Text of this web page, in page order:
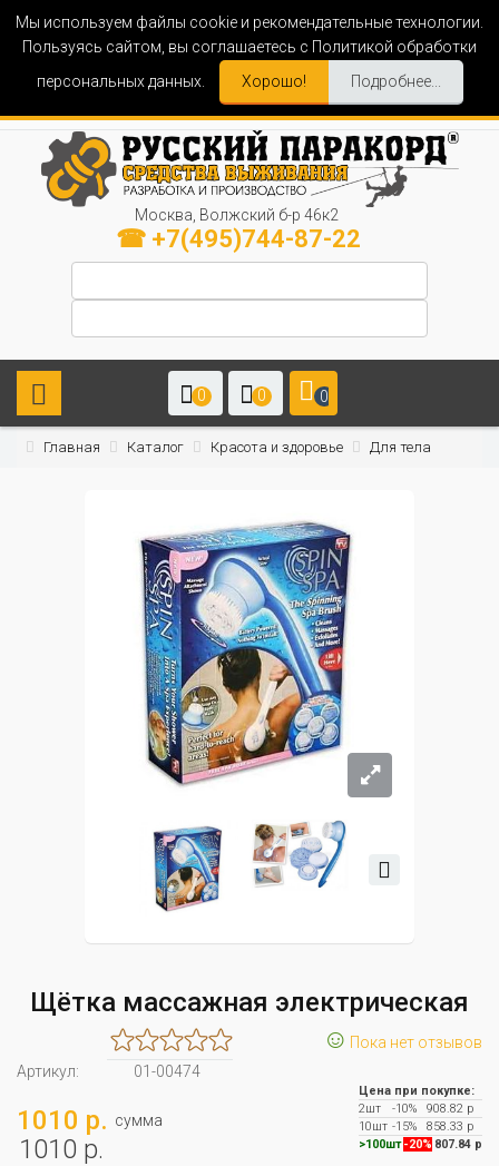
Мы используем файлы cookie и рекомендательные технологии.
Пользуясь сайтом, вы соглашаетесь с Политикой обработки
персональных данных.
Хорошо! Подробнее...
Москва, Волжский б-р 46к2
☎ +7(495)744-87-22
0 0 0
Главная Каталог Красота и здоровье Для тела
Щётка массажная электрическая
☺ Пока нет отзывов
Артикул:
01-00474
1010 р. сумма
1010 р.
Цена при покупке:
2шт
-10%
908.82 р
10шт -15%
858.33 р
>100шт -20% 807.84 р